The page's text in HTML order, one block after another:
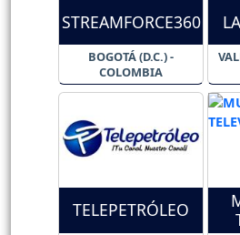
STREAMFORCE360
BOGOTÁ (D.C.) -
COLOMBIA
TELEPETRÓLEO